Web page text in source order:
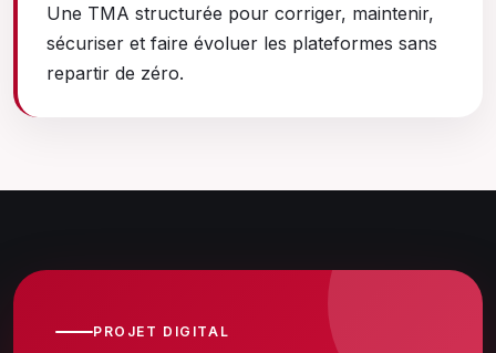
Une TMA structurée pour corriger, maintenir,
sécuriser et faire évoluer les plateformes sans
repartir de zéro.
PROJET DIGITAL